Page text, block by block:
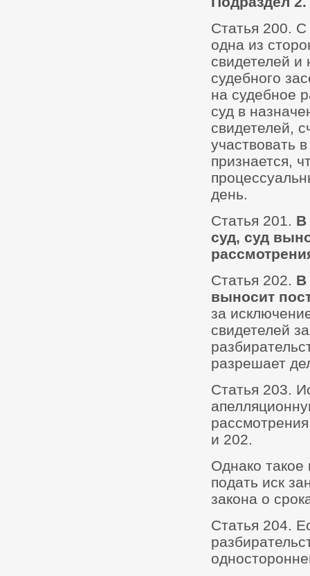
Статья 200.
одна из
свидетелей и
судебного
на судебное
суд в
свидетелей,
участвовать
признается,
день.
Статья 201. В
суд, суд
Статья 202. В
выносит
за
свидетелей
разрешает
Статья 203.
и 202.
Однако такое
подать иск
закона о
Статья 204.